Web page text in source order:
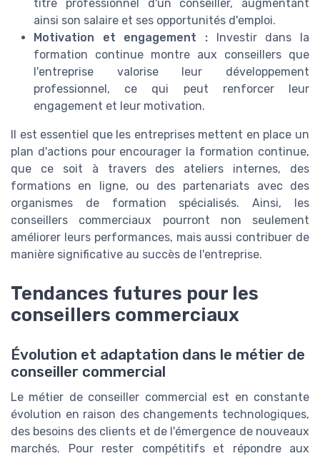
titre professionnel d'un conseiller, augmentant
ainsi son salaire et ses opportunités d'emploi.
Motivation et engagement : Investir dans la
formation continue montre aux conseillers que
l'entreprise valorise leur développement
professionnel, ce qui peut renforcer leur
engagement et leur motivation.
Il est essentiel que les entreprises mettent en place un
plan d'actions pour encourager la formation continue,
que ce soit à travers des ateliers internes, des
formations en ligne, ou des partenariats avec des
organismes de formation spécialisés. Ainsi, les
conseillers commerciaux pourront non seulement
améliorer leurs performances, mais aussi contribuer de
manière significative au succès de l'entreprise.
Tendances futures pour les
conseillers commerciaux
Évolution et adaptation dans le métier de
conseiller commercial
Le métier de conseiller commercial est en constante
évolution en raison des changements technologiques,
des besoins des clients et de l'émergence de nouveaux
marchés. Pour rester compétitifs et répondre aux